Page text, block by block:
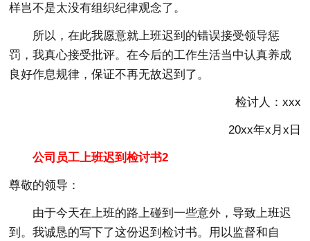
样岂不是太没有组织纪律观念了。
所以，在此我愿意就上班迟到的错误接受领导惩
罚，我真心接受批评。在今后的工作生活当中认真养成
良好作息规律，保证不再无故迟到了。
检讨人：xxx
20xx年x月x日
公司员工上班迟到检讨书2
尊敬的领导：
由于今天在上班的路上碰到一些意外，导致上班迟
到。我诚恳的写下了这份迟到检讨书。用以监督和自